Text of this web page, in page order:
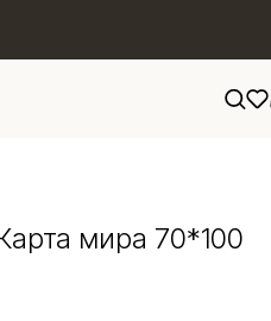
мира 70*100